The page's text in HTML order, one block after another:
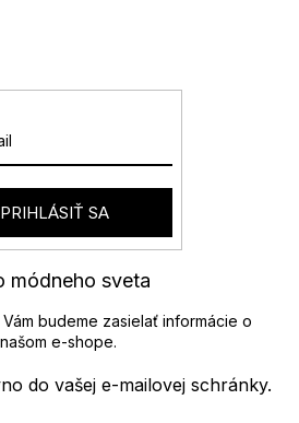
do vašej e-mailovej schránky.
módneho sveta
budeme zasielať informácie o
e-shope.
PRIHLÁSIŤ SA